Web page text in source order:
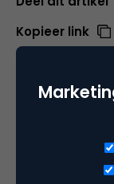
Kopieer link
Michael